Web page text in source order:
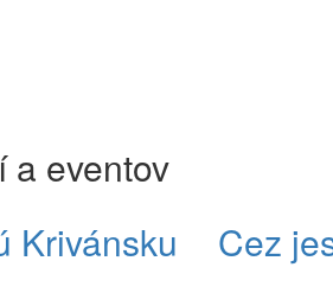
a eventov
Krivánsku
Cez